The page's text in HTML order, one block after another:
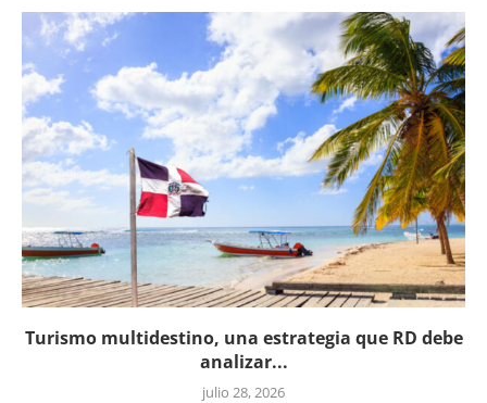
Turismo multidestino, una estrategia que RD debe
analizar...
julio 28, 2026